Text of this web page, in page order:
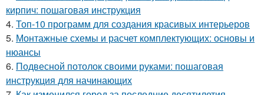
кирпич: пошаговая инструкция
4. Топ-10 программ для создания красивых интерьеров
5. Монтажные схемы и расчет комплектующих: основы и
нюансы
6. Подвесной потолок своими руками: пошаговая
инструкция для начинающих